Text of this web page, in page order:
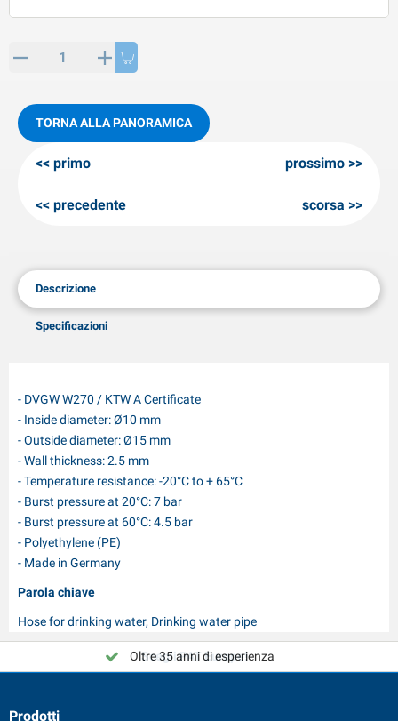
di SPP
di AL-KO
invernali
TORNA ALLA PANORAMICA
primo
precedente
prossimo
scorsa
Descrizione
Specificazioni
- DVGW W270 / KTW A Certificate
- Inside diameter: Ø10 mm
- Outside diameter: Ø15 mm
- Wall thickness: 2.5 mm
- Temperature resistance: -20°C to + 65°C
- Burst pressure at 20°C: 7 bar
- Burst pressure at 60°C: 4.5 bar
- Polyethylene (PE)
- Made in Germany
Parola chiave
Hose for drinking water, Drinking water pipe
Scegli PAT Europe!
Oltre 35 anni di esperienza
Prodotti